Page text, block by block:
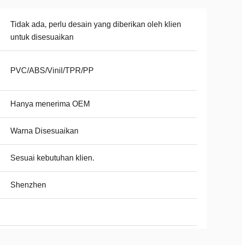
Tidak ada, perlu desain yang diberikan oleh klien
untuk disesuaikan
PVC/ABS/Vinil/TPR/PP
Hanya menerima OEM
Warna Disesuaikan
Sesuai kebutuhan klien.
Shenzhen